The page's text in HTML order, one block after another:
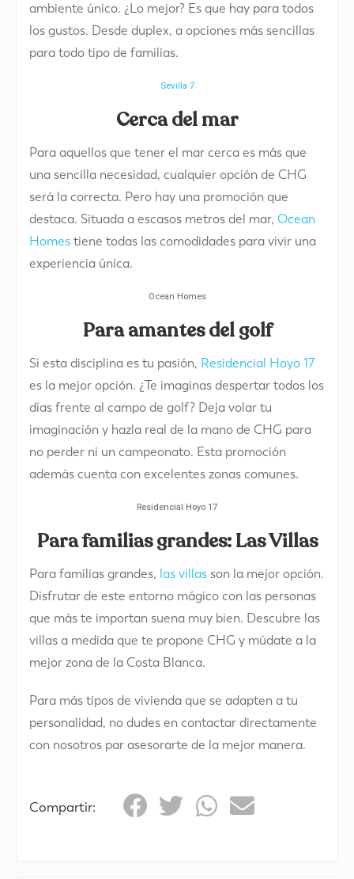
ambiente único. ¿Lo mejor? Es que hay para todos
los gustos. Desde duplex, a opciones más sencillas
para todo tipo de familias.
Sevilla 7
Cerca del mar
Para aquellos que tener el mar cerca es más que
una sencilla necesidad, cualquier opción de CHG
será la correcta. Pero hay una promoción que
destaca. Situada a escasos metros del mar, Ocean
Homes tiene todas las comodidades para vivir una
experiencia única.
Ocean Homes
Para amantes del golf
Si esta disciplina es tu pasión, Residencial Hoyo 17
es la mejor opción. ¿Te imaginas despertar todos los
días frente al campo de golf? Deja volar tu
imaginación y hazla real de la mano de CHG para
no perder ni un campeonato. Esta promoción
además cuenta con excelentes zonas comunes.
Residencial Hoyo 17
Para familias grandes: Las Villas
Para familias grandes, las villas son la mejor opción.
Disfrutar de este entorno mágico con las personas
que más te importan suena muy bien. Descubre las
villas a medida que te propone CHG y múdate a la
mejor zona de la Costa Blanca.
Para más tipos de vivienda que se adapten a tu
personalidad, no dudes en contactar directamente
con nosotros par asesorarte de la mejor manera.
Compartir: